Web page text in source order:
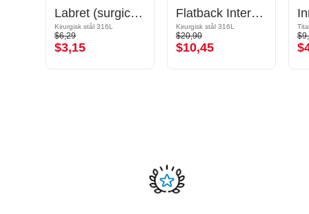
Labret (surgical steel, silver, shiny finish) med Utsmykket kule
Kirurgisk stål 316L
$6,29
$3,15
Flatback Internally Threaded Labret (surgical steel, silver, shiny finish) med krystallstein
Kirurgisk stål 316L
$20,90
$10,45